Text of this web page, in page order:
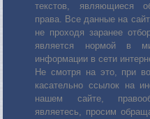
текстов, являющиеся
права. Все данные на
не проходя заранее
является нормой в
информации в сети
Не смотря на это, при
касательно ссылок на
нашем сайте,
являетесь, просим